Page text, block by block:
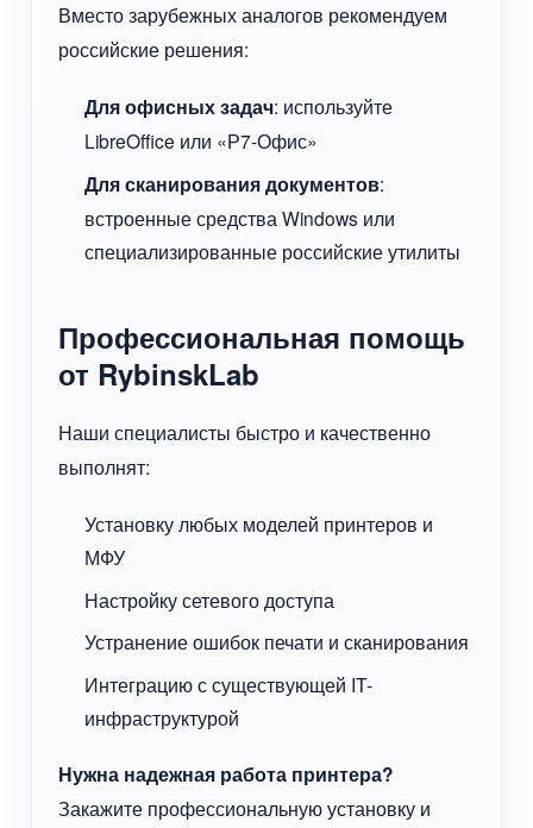
Вместо зарубежных аналогов рекомендуем
российские решения:
Для офисных задач: используйте
LibreOffice или «Р7-Офис»
Для сканирования документов:
встроенные средства Windows или
специализированные российские утилиты
Профессиональная помощь
от RybinskLab
Наши специалисты быстро и качественно
выполнят:
Установку любых моделей принтеров и
МФУ
Настройку сетевого доступа
Устранение ошибок печати и сканирования
Интеграцию с существующей IT-
инфраструктурой
Нужна надежная работа принтера?
Закажите профессиональную установку и